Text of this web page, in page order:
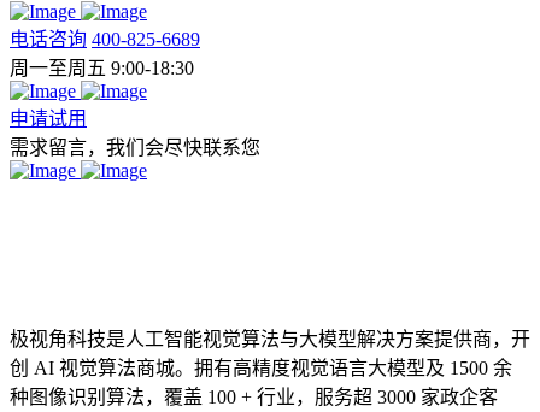
电话咨询 400-825-6689
周一至周五 9:00-18:30
申请试用
需求留言，我们会尽快联系您
极视角科技是人工智能视觉算法与大模型解决方案提供商，开
创 AI 视觉算法商城。拥有高精度视觉语言大模型及 1500 余
种图像识别算法，覆盖 100 + 行业，服务超 3000 家政企客